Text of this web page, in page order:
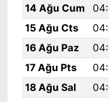
14 Ağu Cum
15 Ağu Cts
16 Ağu Paz
17 Ağu Pts
18 Ağu Sal